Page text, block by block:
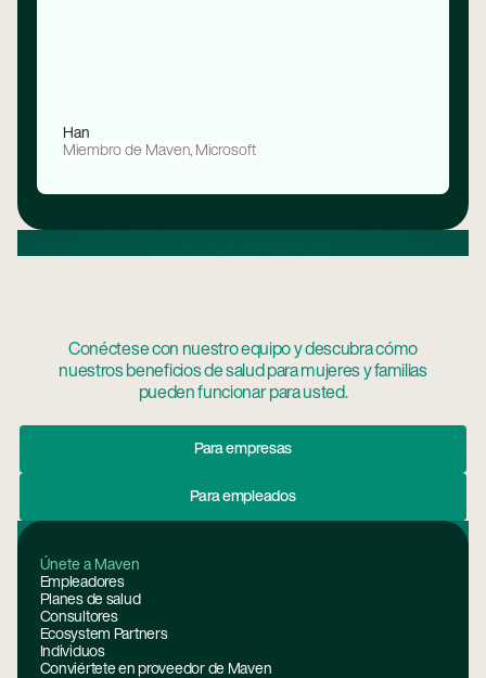
Han
Miembro de Maven, Microsoft
Conéctese con nuestro equipo y descubra cómo
nuestros beneficios de salud para mujeres y familias
pueden funcionar para usted.
Para empresas
Para empleados
Pie de página
Únete a Maven
Empleadores
Planes de salud
Consultores
Ecosystem Partners
Individuos
Conviértete en proveedor de Maven